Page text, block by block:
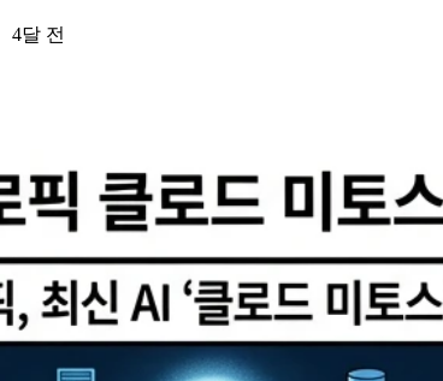
4달 전